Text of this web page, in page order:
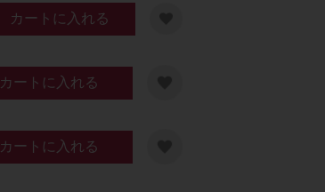
カートに入れる
カートに入れる
カートに入れる